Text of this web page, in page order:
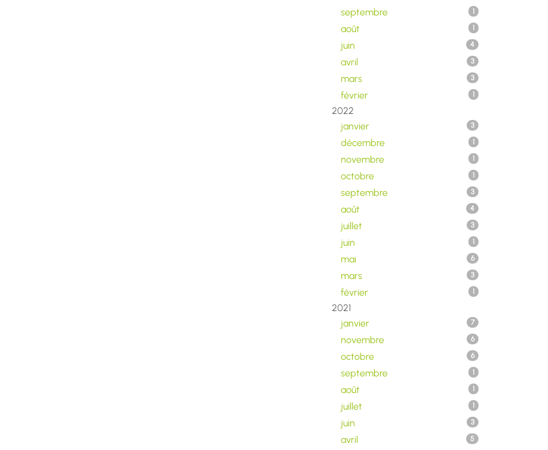
septembre 1
août 1
juin 4
avril 3
mars 3
février 1
2022
janvier
3
décembre 1
novembre 1
octobre 1
septembre 3
août 4
juillet 3
juin 1
mai 6
mars 3
février 1
2021
janvier
7
novembre 6
octobre 6
septembre 1
août 1
juillet 1
juin 3
avril 5